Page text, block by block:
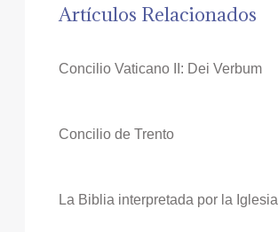
Artículos Relacionados
Concilio Vaticano II: Dei Verbum
Concilio de Trento
La Biblia interpretada por la Iglesia